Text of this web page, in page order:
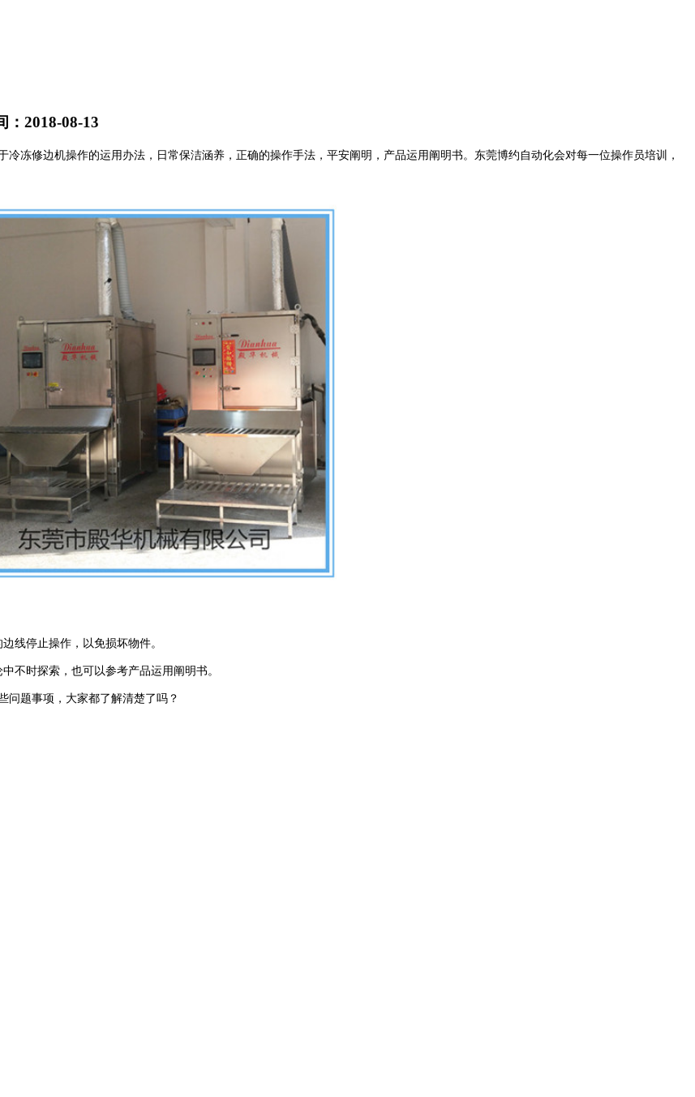
：2018-08-13
冷冻修边机操作的运用办法，日常保洁涵养，正确的操作手法，平安阐明，产品运用阐明书。东莞博约自动化会对每一位操作员培训，
线停止操作，以免损坏物件。
不时探索，也可以参考产品运用阐明书。
问题事项，大家都了解清楚了吗？